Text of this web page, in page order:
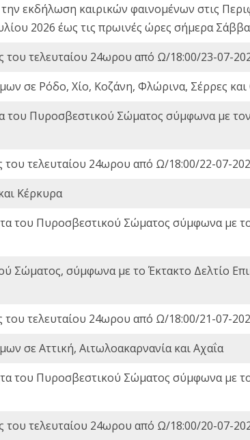
εκδήλωση καιρικών φαινομένων στις
2026 έως τις πρωινές ώρες σήμερα
του τελευταίου 24ωρου από Ω/18:00/23-07-
σε Ρόδο, Χίο, Κοζάνη, Φλώρινα, Σέρρες
του Πυροσβεστικού Σώματος σύμφωνα με
του τελευταίου 24ωρου από Ω/18:00/22-07-
Κέρκυρα
του Πυροσβεστικού Σώματος σύμφωνα με
Σώματος, σύμφωνα με το Έκτακτο Δελτίο
του τελευταίου 24ωρου από Ω/18:00/21-07-
σε Αττική, Αιτωλοακαρνανία και Αχαΐα
του Πυροσβεστικού Σώματος σύμφωνα με
του τελευταίου 24ωρου από Ω/18:00/20-07-